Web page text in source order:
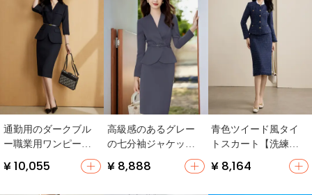
通勤用のダークブル
ー職業用ワンピース
【七分袖・オフィス
スタイル】（セット
¥ 10,055
高級感のあるグレー
の七分袖ジャケット
とスカート【オフィ
スファッション・通
¥ 8,888
青色ツイード風タイ
トスカート【洗練さ
れたデザイン・名媛
スタイル】（セット
¥ 8,164